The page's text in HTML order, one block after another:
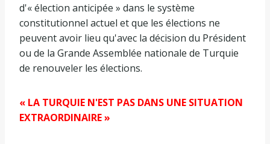
d'« élection anticipée » dans le système
constitutionnel actuel et que les élections ne
peuvent avoir lieu qu'avec la décision du Président
ou de la Grande Assemblée nationale de Turquie
de renouveler les élections.
« LA TURQUIE N'EST PAS DANS UNE SITUATION
EXTRAORDINAIRE »